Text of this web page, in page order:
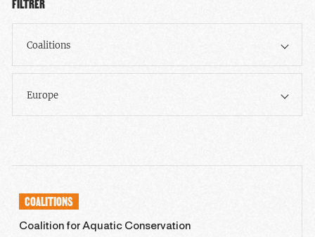
FILTRER
Coalitions
Europe
COALITIONS
Coalition for Aquatic Conservation